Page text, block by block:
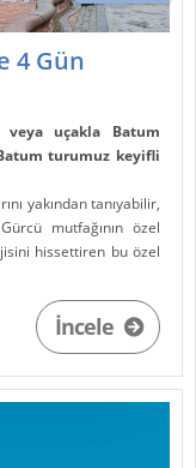
4 Gün
veya uçakla Batum
turumuz keyifli
yakından tanıyabilir,
mutfağının özel
hissettiren bu özel
İncele